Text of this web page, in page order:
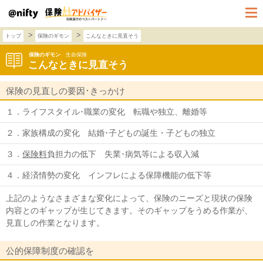
トップ > 保険のギモン > こんなときに見直そう
保険のギモン 生命保険
こんなときに見直そう
保険の見直しの要因･きっかけ
１．ライフスタイル･職業の変化 転職や独立、離婚等
２．家族構成の変化 結婚･子どもの誕生・子どもの独立
３． 保険料負担力の低下 失業･病気等による収入減
４．経済情勢の変化 インフレによる保障機能の低下等
上記のようなさまざまな変化によって、保険のニーズと現状の保険
内容とのギャップが生じてきます。そのギャップをうめる作業が、
見直しの作業となります。
公的保障制度の確認を